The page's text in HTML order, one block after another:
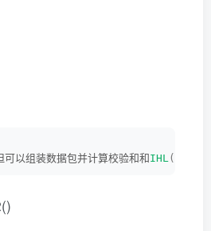
以组装数据包并计算校验和和IHL (